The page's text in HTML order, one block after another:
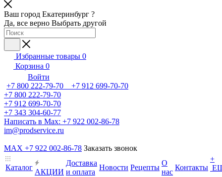
Ваш город Екатеринбург ?
Да, все верно Выбрать другой
Избранные товары 0
Корзина 0
Войти
+7 800 222-79-70 +7 912 699-70-70
+7 800 222-79-70
+7 912 699-70-70
+7 343 304-60-77
Написать в Max: +7 922 002-86-78
im@prodservice.ru
MAX +7 922 002-86-78 Заказать звонок
Каталог
АКЦИИ
Доставка
и оплата
Новости Рецепты
О
нас
Контакты
+